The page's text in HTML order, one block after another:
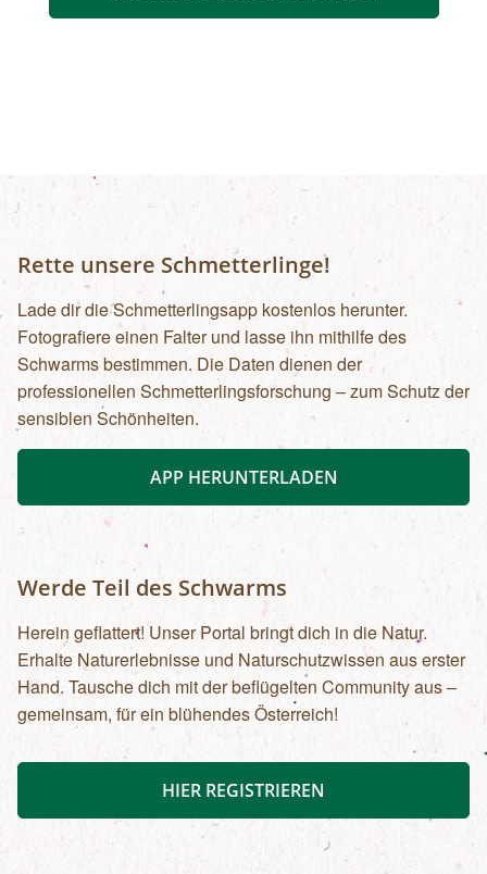
Rette unsere Schmetterlinge!
Lade dir die Schmetterlingsapp kostenlos herunter.
Fotografiere einen Falter und lasse ihn mithilfe des
Schwarms bestimmen. Die Daten dienen der
professionellen Schmetterlingsforschung – zum Schutz der
sensiblen Schönheiten.
APP HERUNTERLADEN
Werde Teil des Schwarms
Herein geflattert! Unser Portal bringt dich in die Natur.
Erhalte Naturerlebnisse und Naturschutzwissen aus erster
Hand. Tausche dich mit der beflügelten Community aus –
gemeinsam, für ein blühendes Österreich!
HIER REGISTRIEREN